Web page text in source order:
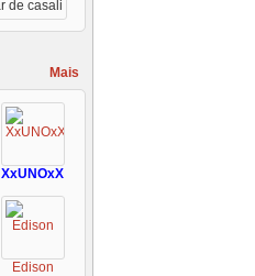
Mais
XxUNOxX
Edison